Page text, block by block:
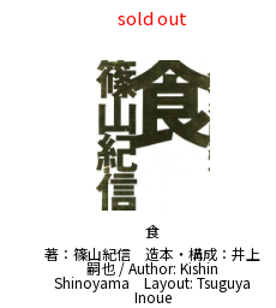
sold out
食
著：篠山紀信 造本・構成：井上
嗣也 / Author: Kishin
Shinoyama Layout: Tsuguya
Inoue